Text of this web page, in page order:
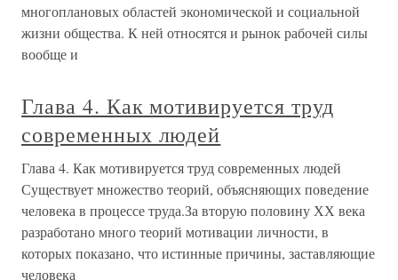
многоплановых областей экономической и социальной
жизни общества. К ней относятся и рынок рабочей силы
вообще и
Глава 4. Как мотивируется труд
современных людей
Глава 4. Как мотивируется труд современных людей
Существует множество теорий, объясняющих поведение
человека в процессе труда.За вторую половину ХХ века
разработано много теорий мотивации личности, в
которых показано, что истинные причины, заставляющие
человека